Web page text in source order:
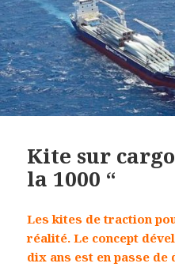
Kite sur
la 1000 “
Les kites de traction
réalité. Le concept
dix ans est en passe